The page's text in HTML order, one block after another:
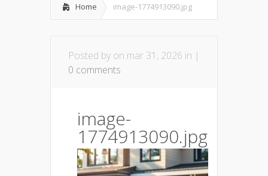
Home image-1774913090.jpg
Posted by on mar 31, 2026 in |
0 comments
image-
1774913090.jpg